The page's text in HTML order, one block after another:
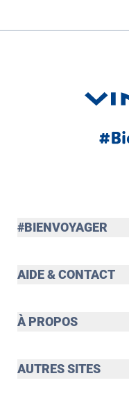
#BIENVOYAGER
AIDE & CONTACT
À PROPOS
AUTRES SITES